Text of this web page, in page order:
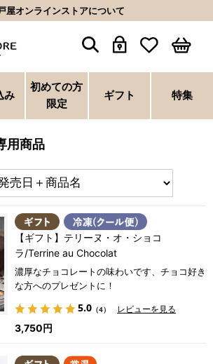
屋オンラインストアについて
み
初めての方
限定
ギフト 特集
用商品
【ギフト】テリーヌ・オ・ショコ
ラ/Terrine au Chocolat
濃厚なチョコレートの味わいです、チョコ好き
な方へのプレゼントに！
5.0 （4）
レビューを見る
3,750円